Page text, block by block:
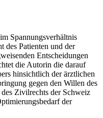
Spannungsverhältnis
des Patienten und der
Entscheidungen
die Autorin die darauf
hinsichtlich der ärztlichen
gegen den Willen des
Zivilrechts der Schweiz
der